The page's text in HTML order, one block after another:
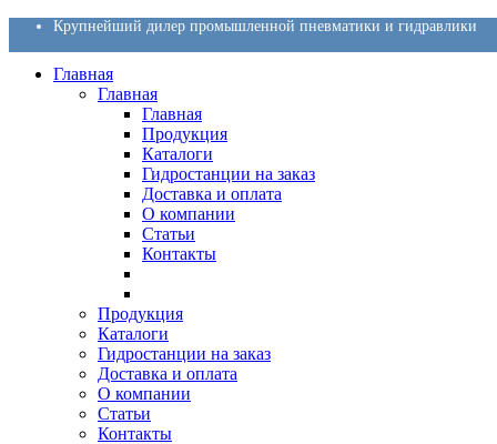
Крупнейший дилер промышленной пневматики и гидравлики
Главная
Главная
Главная
Продукция
Каталоги
Гидростанции на заказ
Доставка и оплата
О компании
Статьи
Контакты
Продукция
Каталоги
Гидростанции на заказ
Доставка и оплата
О компании
Статьи
Контакты